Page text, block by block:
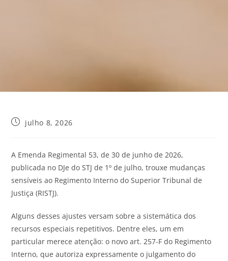
julho 8, 2026
A Emenda Regimental 53, de 30 de junho de 2026,
publicada no DJe do STJ de 1º de julho, trouxe mudanças
sensíveis ao Regimento Interno do Superior Tribunal de
Justiça (RISTJ).
Alguns desses ajustes versam sobre a sistemática dos
recursos especiais repetitivos. Dentre eles, um em
particular merece atenção: o novo art. 257-F do Regimento
Interno, que autoriza expressamente o julgamento do